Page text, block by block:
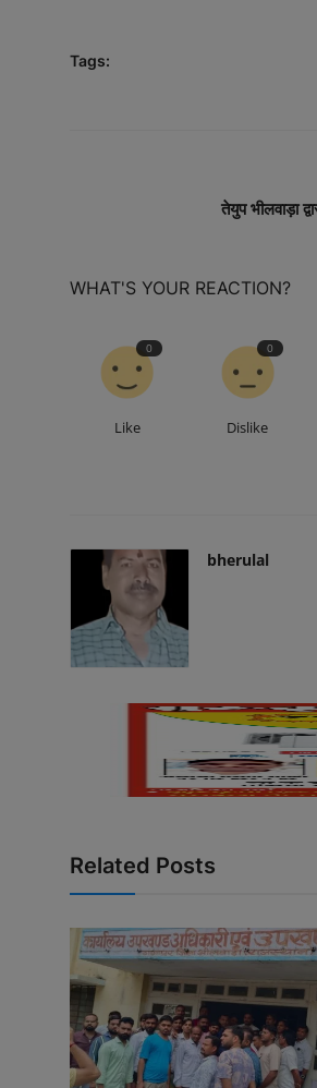
Tags:
तेयुप भीलवाड़ा
WHAT'S YOUR REACTION?
0
Like
0
Dislike
bherulal
Related Posts